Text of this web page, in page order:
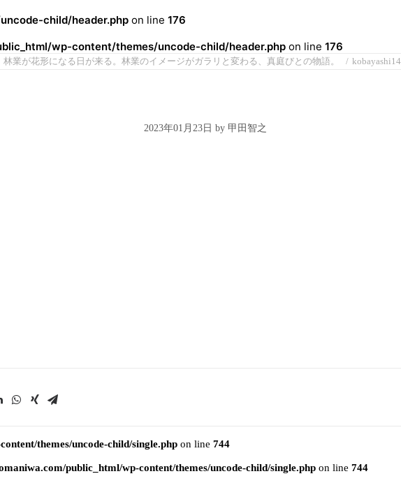
child/header.php on line 176
wp-content/themes/uncode-child/header.php on line 176
林業が花形になる日が来る。林業のイメージがガラリと変わる、真庭びとの物語。 kobayashi14
2023年01月23日 by 甲田智之
themes/uncode-child/single.phpon line 744
public_html/wp-content/themes/uncode-child/single.phpon line 744